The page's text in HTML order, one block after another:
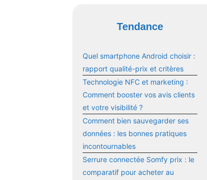
Tendance
Quel smartphone Android choisir :
rapport qualité-prix et critères
Technologie NFC et marketing :
Comment booster vos avis clients
et votre visibilité ?
Comment bien sauvegarder ses
données : les bonnes pratiques
incontournables
Serrure connectée Somfy prix : le
comparatif pour acheter au